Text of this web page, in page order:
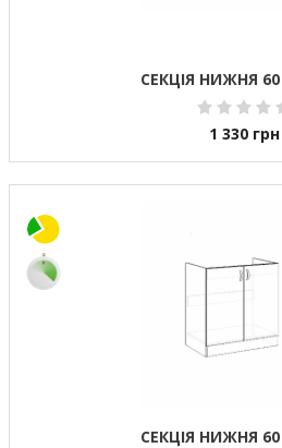
СЕКЦІЯ НИЖНЯ
1 330 грн
СЕКЦІЯ НИЖНЯ